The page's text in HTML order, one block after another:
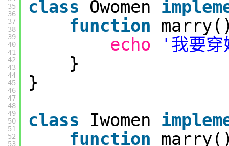
35
36
37
38
39
40
41
42
43
44
45
46
47
48
49
50
51
52
53
class Owomen
function
echo
'我要
}
}
class
Iwomen
function